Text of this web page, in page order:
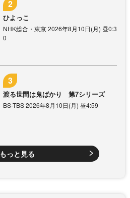
ひよっこ
NHK総合・東京 2026年8月10日(月) 昼0:3
0
渡る世間は鬼ばかり 第7シリーズ
BS-TBS 2026年8月10日(月) 昼4:59
もっと見る